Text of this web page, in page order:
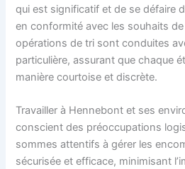
qui est significatif et de se défaire
en conformité avec les souhaits
opérations de tri sont conduites
particulière, assurant que chaque
manière courtoise et discrète.
Travailler à Hennebont et ses
conscient des préoccupations
sommes attentifs à gérer les
sécurisée et efficace, minimisant